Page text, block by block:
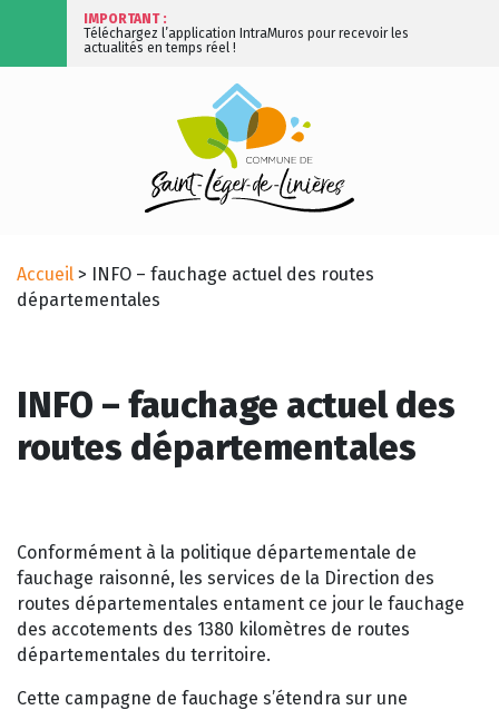
IMPORTANT :
Téléchargez l’application IntraMuros pour recevoir les
actualités en temps réel !
Accueil > INFO – fauchage actuel des routes
départementales
INFO – fauchage actuel des
routes départementales
Conformément à la politique départementale de
fauchage raisonné, les services de la Direction des
routes départementales entament ce jour le fauchage
des accotements des 1380 kilomètres de routes
départementales du territoire.
Cette campagne de fauchage s’étendra sur une